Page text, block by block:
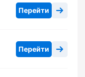
Перейти
Перейти